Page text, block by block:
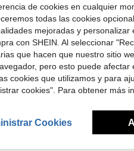
Más Reseñas
Vieron
de cookies en cualquier
todas las cookies
mejoradas y
con SHEIN. Al seleccionar
que hacen que nuestro sitio
pero esto puede
cookies que utilizamos y para
cookies". Para obtener más
Cookies